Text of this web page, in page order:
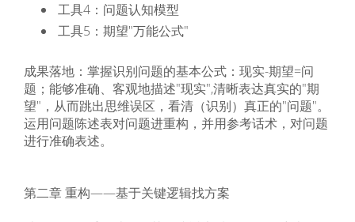
工具4：问题认知模型
工具5：期望"万能公式"
成果落地：掌握识别问题的基本公式：现实-期望=问
题；能够准确、客观地描述"现实",清晰表达真实的"期
望"，从而跳出思维误区，看清（识别）真正的"问题"。
运用问题陈述表对问题进重构，并用参考话术，对问题
进行准确表述。
第二章 重构——基于关键逻辑找方案